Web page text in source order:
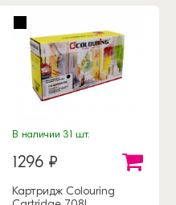
В наличии 31 шт.
1296 ₽
Картридж Colouring